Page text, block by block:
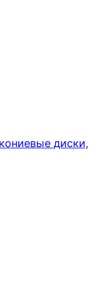
диски,